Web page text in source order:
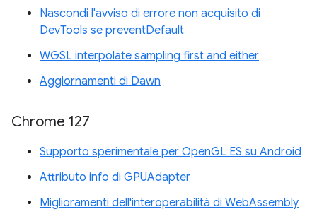
Nascondi l'avviso di errore non acquisito di
DevTools se preventDefault
WGSL interpolate sampling first and either
Aggiornamenti di Dawn
Chrome 127
Supporto sperimentale per OpenGL ES su Android
Attributo info di GPUAdapter
Miglioramenti dell'interoperabilità di WebAssembly